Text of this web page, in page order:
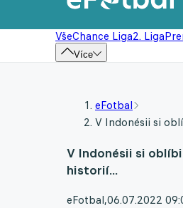
VšeChance Liga2. Liga
Více
eFotbal
V Indonésii si
V Indonésii si
historií...
eFotbal,06.07.2022